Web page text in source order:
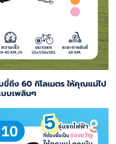
ขี่ถึง 60 กิโลเมตร ให้คุณแม่ไป
บเพลินๆ